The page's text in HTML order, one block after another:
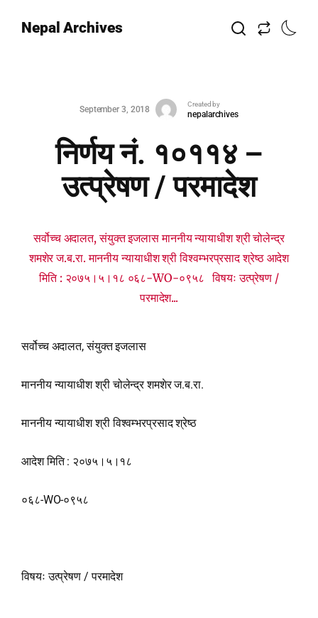
Nepal Archives
September 3, 2018
Created by
nepalarchives
निर्णय नं. १०११४ –
उत्प्रेषण / परमादेश
सर्वोच्च अदालत, संयुक्त इजलास माननीय न्यायाधीश श्री चोलेन्द्र
शमशेर ज.ब.रा. माननीय न्यायाधीश श्री विश्‍वम्भरप्रसाद श्रेष्ठ आदेश
मिति : २०७५।५।१८ ०६८-WO-०९५८ विषयः उत्प्रेषण /
परमादेश...
सर्वोच्च अदालत, संयुक्त इजलास
माननीय न्यायाधीश श्री चोलेन्द्र शमशेर ज.ब.रा.
माननीय न्यायाधीश श्री विश्‍वम्भरप्रसाद श्रेष्ठ
आदेश मिति : २०७५।५।१८
०६८-WO-०९५८
विषयः उत्प्रेषण / परमादेश